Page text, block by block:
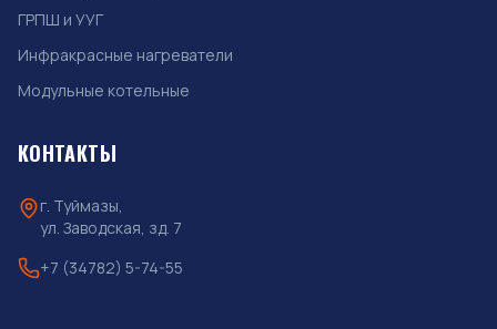
ГРПШ и УУГ
Инфракрасные нагреватели
Модульные котельные
КОНТАКТЫ
г. Туймазы,
ул. Заводская, зд. 7
+7 (34782) 5-74-55